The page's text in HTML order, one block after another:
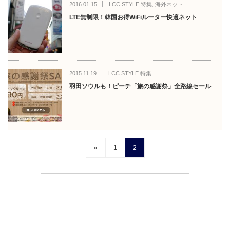
2016.01.15 LCC STYLE 特集, 海外ネット
LTE無制限！韓国お得WiFiルーター快適ネット
2015.11.19 LCC STYLE 特集
羽田ソウルも！ピーチ「旅の感謝祭」全路線セール
« 1 2